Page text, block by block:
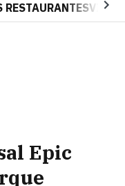
RESTAURANTES
Epic